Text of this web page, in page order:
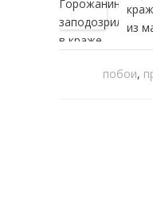
из
побои,